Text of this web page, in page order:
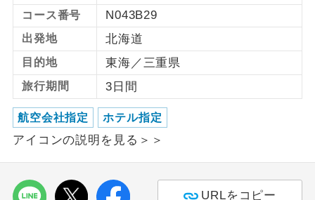
コース番号 N043B29
出発地 北海道
目的地 東海／三重県
旅行期間 3日間
航空会社指定 ホテル指定
アイコンの説明を見る＞＞
URLをコピー
おひとり様バ
ス2席利用
おひとり様でバス席を2席利⽤できま
す。